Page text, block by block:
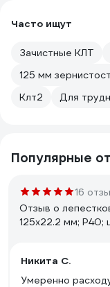
Часто ищут
Зачистные КЛТ
125 мм
Клт2
Для
Популярные
16
Отзыв о
125x22.2 мм; P40;
Никита С.
Умеренно